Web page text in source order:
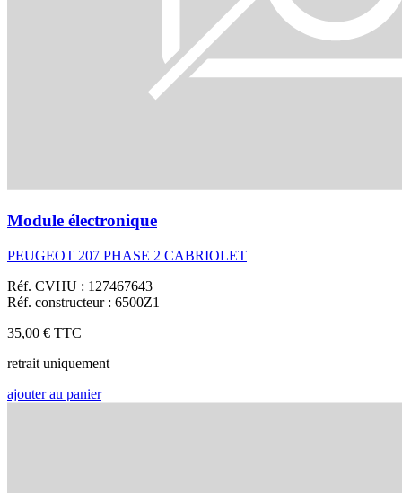
Module électronique
PEUGEOT 207 PHASE 2 CABRIOLET
Réf. CVHU : 127467643
Réf. constructeur : 6500Z1
35,00 € TTC
retrait uniquement
ajouter au panier